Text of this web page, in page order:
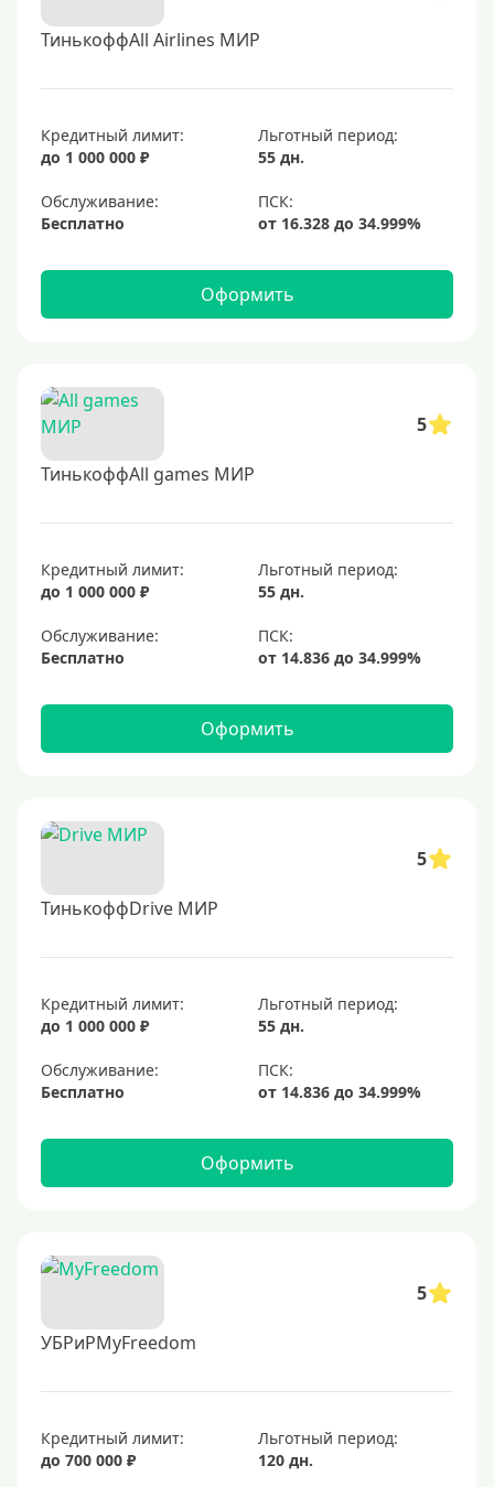
ТинькоффAll Airlines МИР
Кредитный лимит:
до 1 000 000 ₽
Льготный период:
55 дн.
Обслуживание:
Бесплатно
Оформить
5
ТинькоффAll games МИР
Кредитный лимит:
до 1 000 000 ₽
Льготный период:
55 дн.
Обслуживание:
Бесплатно
Оформить
5
ТинькоффDrive МИР
Кредитный лимит:
до 1 000 000 ₽
Льготный период:
55 дн.
Обслуживание:
Бесплатно
Оформить
5
УБРиРMyFreedom
Кредитный лимит:
до 700 000 ₽
Льготный период:
120 дн.